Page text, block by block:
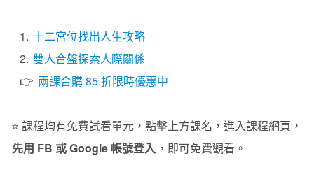
1. 十二宮位找出人生攻略
2. 雙人合盤探索人際關係
👉 兩課合購 85 折限時優惠中
⭐️ 課程均有免費試看單元，點擊上方課名，進入課程網頁，
先用 FB 或 Google 帳號登入 ，即可免費觀看。